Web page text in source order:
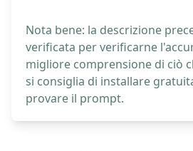
Nota bene: la descrizione
verificata per verificarne
migliore comprensione di ciò
si consiglia di installare
provare il prompt.